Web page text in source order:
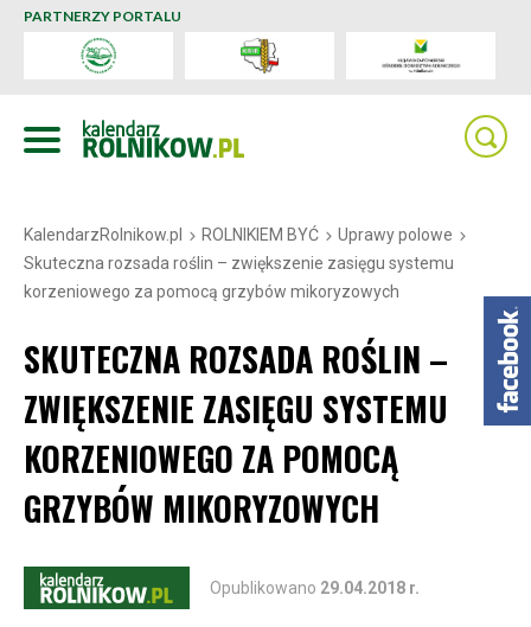
PARTNERZY PORTALU
KalendarzRolnikow.pl ROLNIKIEM BYĆ
Uprawy polowe
Skuteczna rozsada roślin – zwiększenie zasięgu systemu
korzeniowego za pomocą grzybów mikoryzowych
SKUTECZNA ROZSADA ROŚLIN –
ZWIĘKSZENIE ZASIĘGU SYSTEMU
KORZENIOWEGO ZA POMOCĄ
GRZYBÓW MIKORYZOWYCH
Opublikowano 29.04.2018 r.